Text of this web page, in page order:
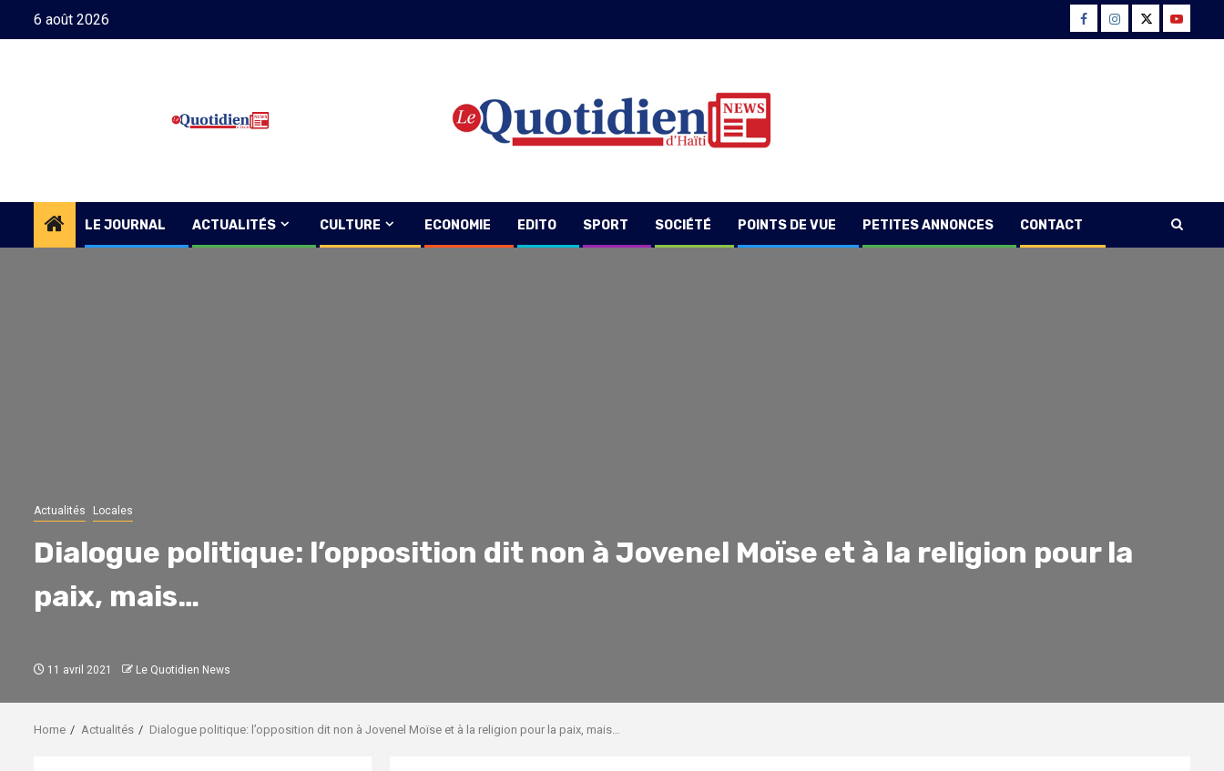
6 août 2026 Facebook
Instagram
TwitterYoutube
LE JOURNAL ACTUALITÉS CULTURE ECONOMIE EDITO SPORT SOCIÉTÉ POINTS DE VUE PETITES ANNONCES CONTACT
Actualités Locales
Dialogue politique: l’opposition dit non à Jovenel Moïse et à la religion pour la
paix, mais…
11 avril 2021 Le Quotidien News
Home Actualités Dialogue politique: l’opposition dit non à Jovenel Moïse et à la religion pour la paix, mais…